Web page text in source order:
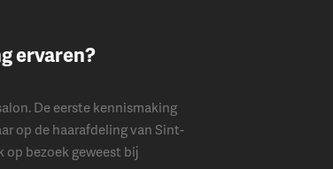
ervaren?
De eerste kennismaking
op de haarafdeling van Sint-
op bezoek geweest bij